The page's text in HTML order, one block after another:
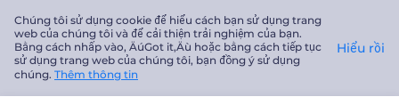
Chúng tôi sử dụng cookie để hiểu cách bạn sử dụng trang
web của chúng tôi và để cải thiện trải nghiệm của bạn.
Bằng cách nhấp vào‚ ÄúGot it‚Äù hoặc bằng cách tiếp tục
sử dụng trang web của chúng tôi, bạn đồng ý sử dụng
chúng. Thêm thông tin
Hiểu rồi